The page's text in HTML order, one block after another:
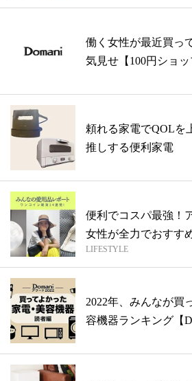
働く女性が最近買っ
気見せ【100円ショ
頼れる家電でQOLを
推しする便利家電
便利でコスパ最強！
女性が全力でおすす
14...
LIFESTYLE
2022年、みんなが買
容機器ランキング【